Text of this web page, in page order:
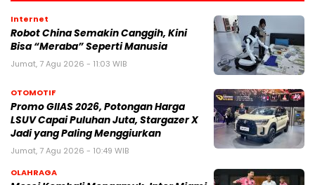
Internet
Robot China Semakin Canggih, Kini
Bisa “Meraba” Seperti Manusia
Jumat, 7 Agu 2026 - 11:03 WIB
OTOMOTIF
Promo GIIAS 2026, Potongan Harga
LSUV Capai Puluhan Juta, Stargazer X
Jadi yang Paling Menggiurkan
Jumat, 7 Agu 2026 - 10:49 WIB
OLAHRAGA